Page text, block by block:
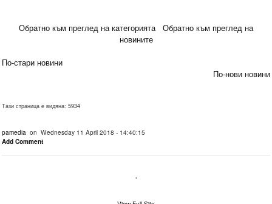
Обратно към преглед на категорията
Обратно към преглед на
новините
По-стари новини
По-нови новини
Тази страница е видяна: 5934
pamedia on Wednesday 11 April 2018 - 14:40:15
Add Comment
.